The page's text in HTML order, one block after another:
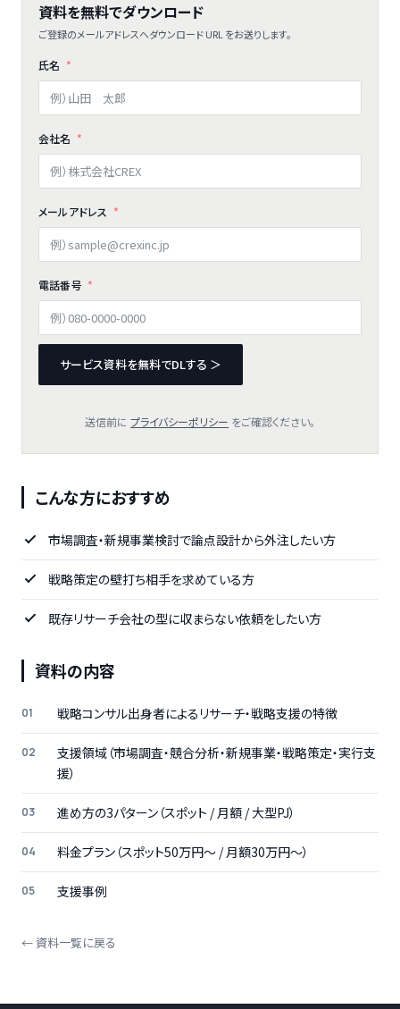
資料を無料でダウンロード
ご登録のメールアドレスへダウンロード URL をお送りします。
氏名
会社名
メールアドレス
電話番号
サービス資料を無料でDLする ＞
送信前に プライバシーポリシー をご確認ください。
こんな方におすすめ
市場調査・新規事業検討で論点設計から外注したい方
戦略策定の壁打ち相手を求めている方
既存リサーチ会社の型に収まらない依頼をしたい方
資料の内容
戦略コンサル出身者によるリサーチ・戦略支援の特徴
支援領域（市場調査・競合分析・新規事業・戦略策定・実行支
援）
進め方の3パターン（スポット / 月額 / 大型PJ）
料金プラン（スポット50万円〜 / 月額30万円〜）
支援事例
← 資料一覧に戻る